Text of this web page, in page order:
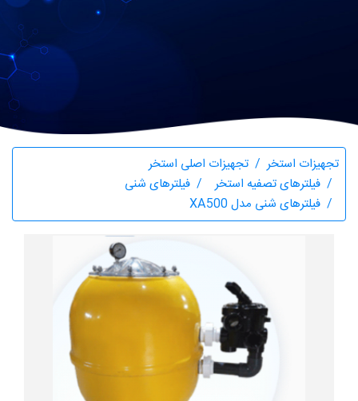
تجهیزات استخر
تجهیزات اصلی استخر
فیلترهای تصفیه استخر
فیلترهای شنی
فیلترهای شنی مدل XA500